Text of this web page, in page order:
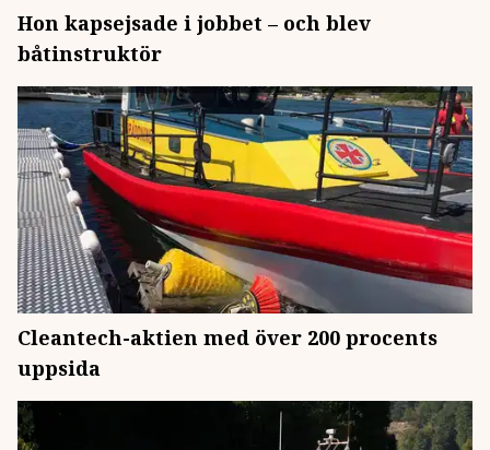
Hon kapsejsade i jobbet – och blev
båtinstruktör
Cleantech-aktien med över 200 procents
uppsida